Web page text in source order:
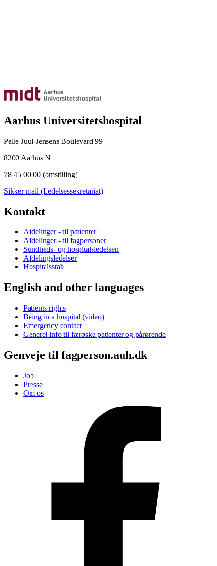
Aarhus Universitetshospital
Palle Juul-Jensens Boulevard 99
8200 Aarhus N
78 45 00 00 (omstilling)
Sikker mail (Ledelsessekretariat)
Kontakt
Afdelinger - til patienter
Afdelinger - til fagpersoner
Sundheds- og hospitalsledelsen
Afdelingsledelser
Hospitalsstab
English and other languages
Patients rights
Being in a hospital (video)
Emergency contact
Generel info til færøske patienter og pårørende
Genveje til fagperson.auh.dk
Job
Presse
Om os